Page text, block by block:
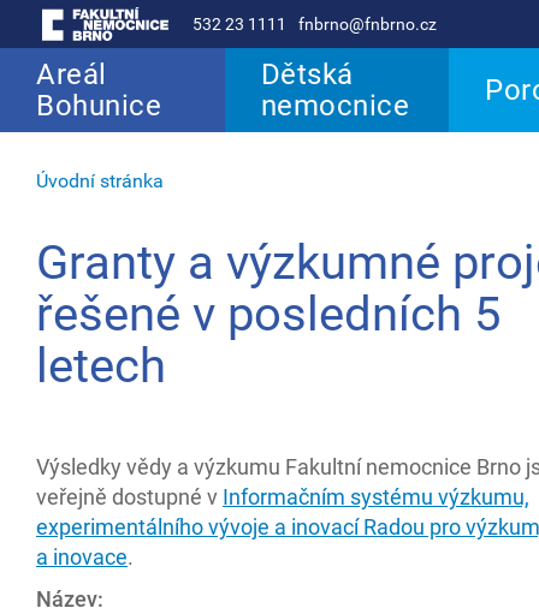
532 23 1111 fnbrno@fnbrno.cz
Areál
Bohunice
Dětská
nemocnice
Úvodní stránka
Granty a výzkumné
řešené v posledních 5
letech
Výsledky vědy a výzkumu Fakultní nemocnice Brno
veřejně dostupné v Informačním systému výzkumu,
experimentálního vývoje a inovací Radou pro
a inovace.
Název: